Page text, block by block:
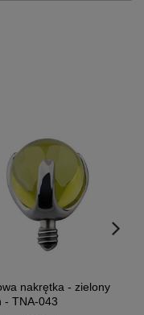
nakrętka - zielony
- TNA-043